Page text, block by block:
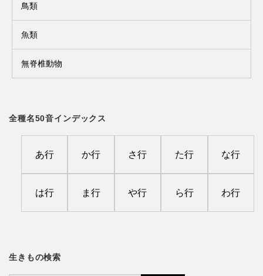
鳥類
魚類
無脊椎動物
全種名50音インデックス
あ行 か行 さ行 た行 な行
は行 ま行 や行 ら行 わ行
生きもの検索